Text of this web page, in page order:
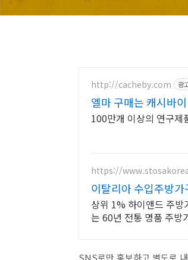
http://cacheby.com 광
엘마 구매는 캐시바이
100만개 이상의 연구제
https://
이탈리아 수입주방
상위 1% 하이앤드 주
는 60년 전통 명품 주
SNS로만 홍보하고 별도로